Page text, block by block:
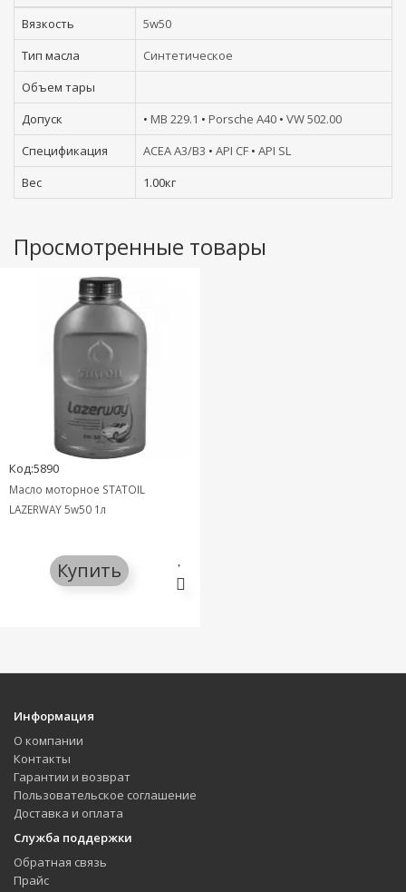
Вязкость
5w50
Тип масла
Синтетическое
Объем тары
Допуск
• MB 229.1 • Porsche A40 • VW 502.00
Спецификация
ACEA A3/B3 • API CF • API SL
Вес
1.00кг
Просмотренные товары
Код:5890
Масло моторное STATOIL
LAZERWAY 5w50 1л
Купить
Информация
О компании
Контакты
Гарантии и возврат
Пользовательское соглашение
Доставка и оплата
Служба поддержки
Обратная связь
Прайс